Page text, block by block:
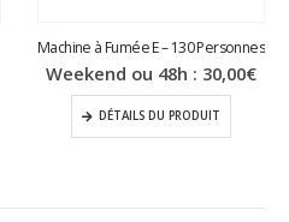
Machine à Fumée E – 130 Personnes
Weekend ou 48h : 30,00€
DÉTAILS DU PRODUIT